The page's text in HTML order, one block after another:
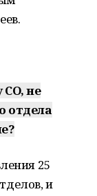
СО, не
отдела
25
и